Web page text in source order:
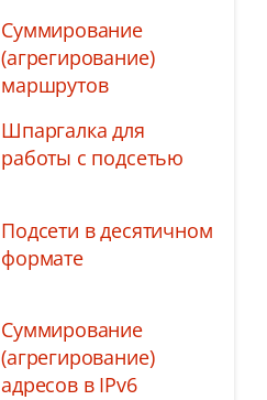
Суммирование
(агрегирование)
маршрутов
Шпаргалка для
работы с подсетью
Подсети в десятичном
формате
Суммирование
(агрегирование)
адресов в IPv6